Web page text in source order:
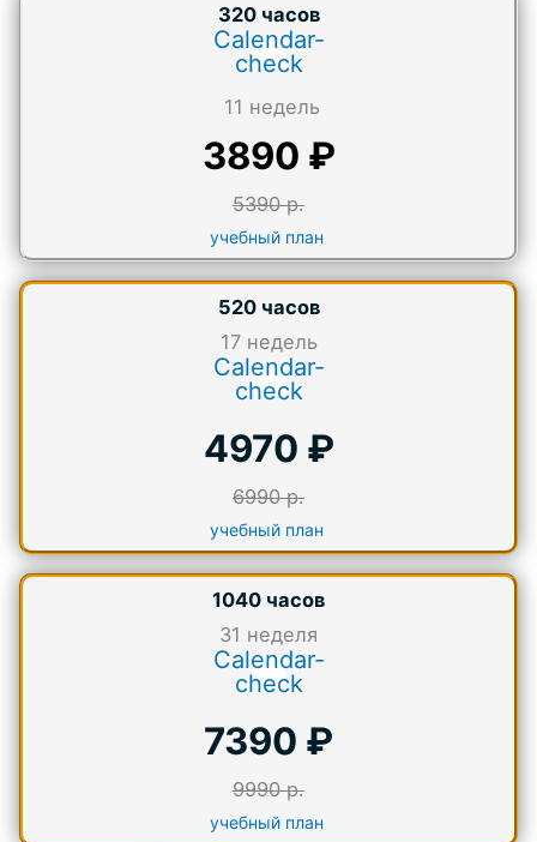
320 часов
Calendar-
check
11 недель
3890 ₽
5390 р.
учебный план
520 часов
17недель
Calendar-
check
4970 ₽
6990 р.
учебный план
1040 часов
31 неделя
Calendar-
check
7390 ₽
9990 р.
учебный план